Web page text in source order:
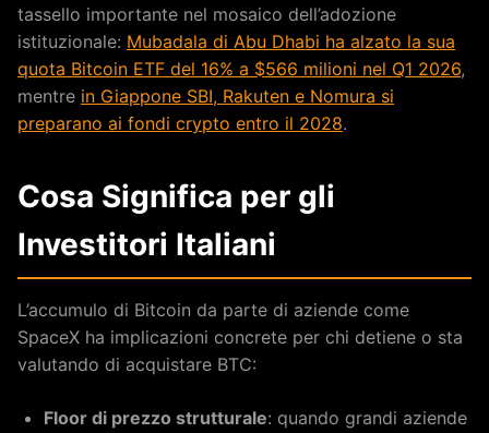
tassello importante nel mosaico dell’adozione
istituzionale: Mubadala di Abu Dhabi ha alzato la sua
quota Bitcoin ETF del 16% a $566 milioni nel Q1 2026,
mentre in Giappone SBI, Rakuten e Nomura si
preparano ai fondi crypto entro il 2028.
Cosa Significa per gli
Investitori Italiani
L’accumulo di Bitcoin da parte di aziende come
SpaceX ha implicazioni concrete per chi detiene o sta
valutando di acquistare BTC:
Floor di prezzo strutturale: quando grandi aziende